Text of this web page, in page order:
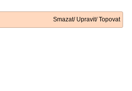
Smazat/ Upravit/ Topovat